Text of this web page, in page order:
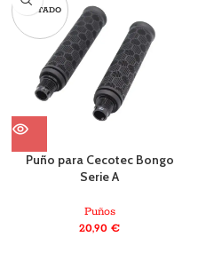
AGOTADO
Puño para Cecotec Bongo
Serie A
Puños
20,90€